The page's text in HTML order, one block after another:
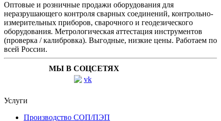
Оптовые и розничные продажи оборудования для
неразрушающего контроля сварных соединений, контрольно-
измерительных приборов, сварочного и геодезического
оборудования. Метрологическая аттестация инструментов
(проверка / калибровка). Выгодные, низкие цены. Работаем по
всей России.
МЫ В СОЦСЕТЯХ
Услуги
Производство СОП/ПЭП